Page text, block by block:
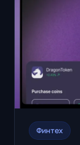
Финтех